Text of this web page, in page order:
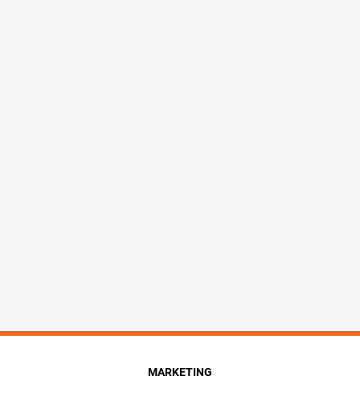
MARKETING